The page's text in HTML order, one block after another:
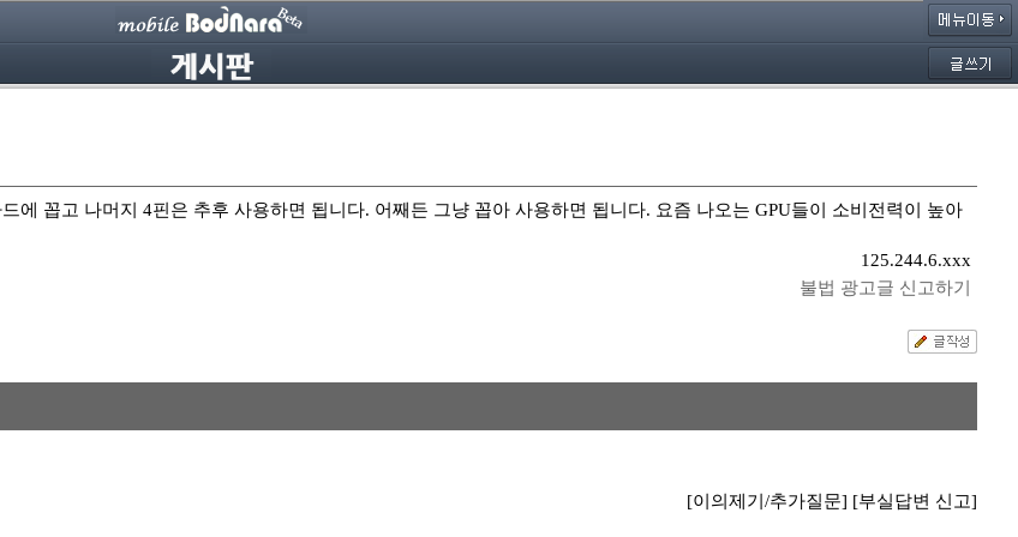
에 꼽고 나머지 4핀은 추후 사용하면 됩니다. 어째든 그냥 꼽아 사용하면 됩니다. 요즘 나오는 GPU들이 소비전력이 높아
125.244.6.xxx
불법 광고글 신고하기
[이의제기/추가질문] [부실답변 신고]